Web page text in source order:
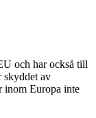
och har också till
skyddet av
inom Europa inte